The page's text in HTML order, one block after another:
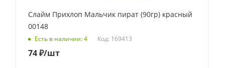
Слайм Прихлоп Мальчик пират (90гр) красный
00148
Есть в наличии: 4 Код: 169413
74₽/шт